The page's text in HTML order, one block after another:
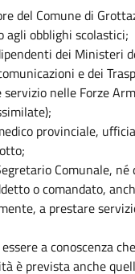
del Comune di
agli obblighi scolastici;
dei Ministeri
e dei
servizio nelle Forze
provinciale,
Comunale,
o comandato,
a prestare
a conoscenza
è prevista anche